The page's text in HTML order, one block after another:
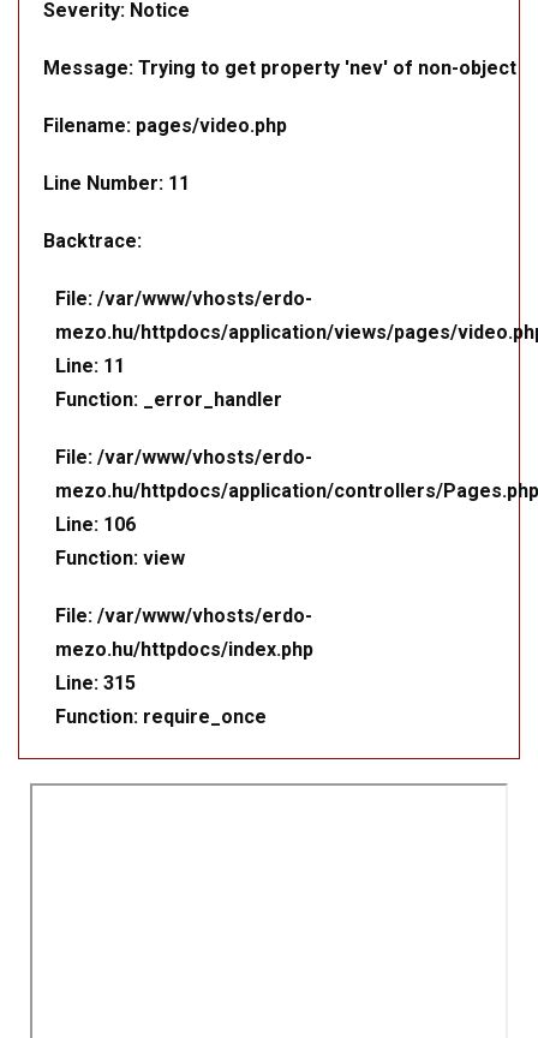
Severity: Notice
Message: Trying to get property 'nev' of non-object
Filename: pages/video.php
Line Number: 11
Backtrace:
File: /var/www/vhosts/erdo-
mezo.hu/httpdocs/application/views/pages/
Line: 11
Function: _error_handler
File: /var/www/vhosts/erdo-
mezo.hu/httpdocs/application/controllers/Pages.php
Line: 106
Function: view
File: /var/www/vhosts/erdo-
mezo.hu/httpdocs/index.php
Line: 315
Function: require_once